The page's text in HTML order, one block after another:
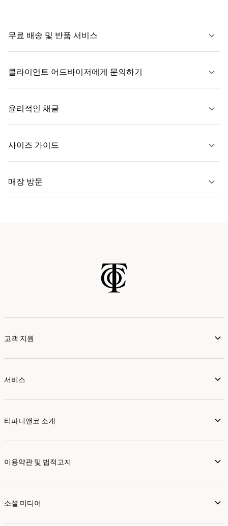
무료 배송 및 반품 서비스
자세히 보기
클라이언트 어드바이저에게 문의하기
윤리적인 채굴
사이즈 가이드
자세히 보기
매장 방문
고객 지원
서비스
티파니앤코 소개
이용약관 및 법적고지
소셜 미디어